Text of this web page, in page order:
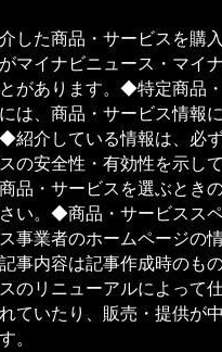
した商品・サービスを購入
マイナビニュース・マイ
があります。◆特定商品
は、商品・サービス情報
紹介している情報は、必
の安全性・有効性を示し
品・サービスを選ぶとき
い。◆商品・サービスス
事業者のホームページの
事内容は記事作成時のも
のリニューアルによって
ていたり、販売・提供が
。